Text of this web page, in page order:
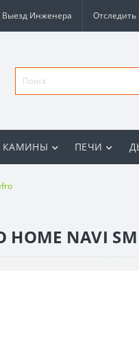
Выезд Инженера Отследить
КАМИНЫ ПЕЧИ
HOME NAVI